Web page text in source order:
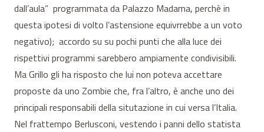
dall’aula” programmata da Palazzo Madama, perchè in
questa ipotesi di volto l’astensione equivrrebbe a un voto
negativo); accordo su su pochi punti che alla luce dei
rispettivi programmi sarebbero ampiamente condivisibili.
Ma Grillo gli ha risposto che lui non poteva accettare
proposte da uno Zombie che, fra l’altro, è anche uno dei
principali responsabili della situtazione in cui versa l’Italia.
Nel frattempo Berlusconi, vestendo i panni dello statista